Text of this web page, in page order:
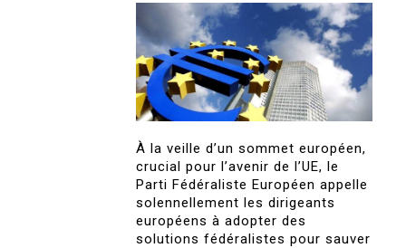
À la veille d’un sommet européen,
crucial pour l’avenir de l’UE, le
Parti Fédéraliste Européen appelle
solennellement les dirigeants
européens à adopter des
solutions fédéralistes pour sauver